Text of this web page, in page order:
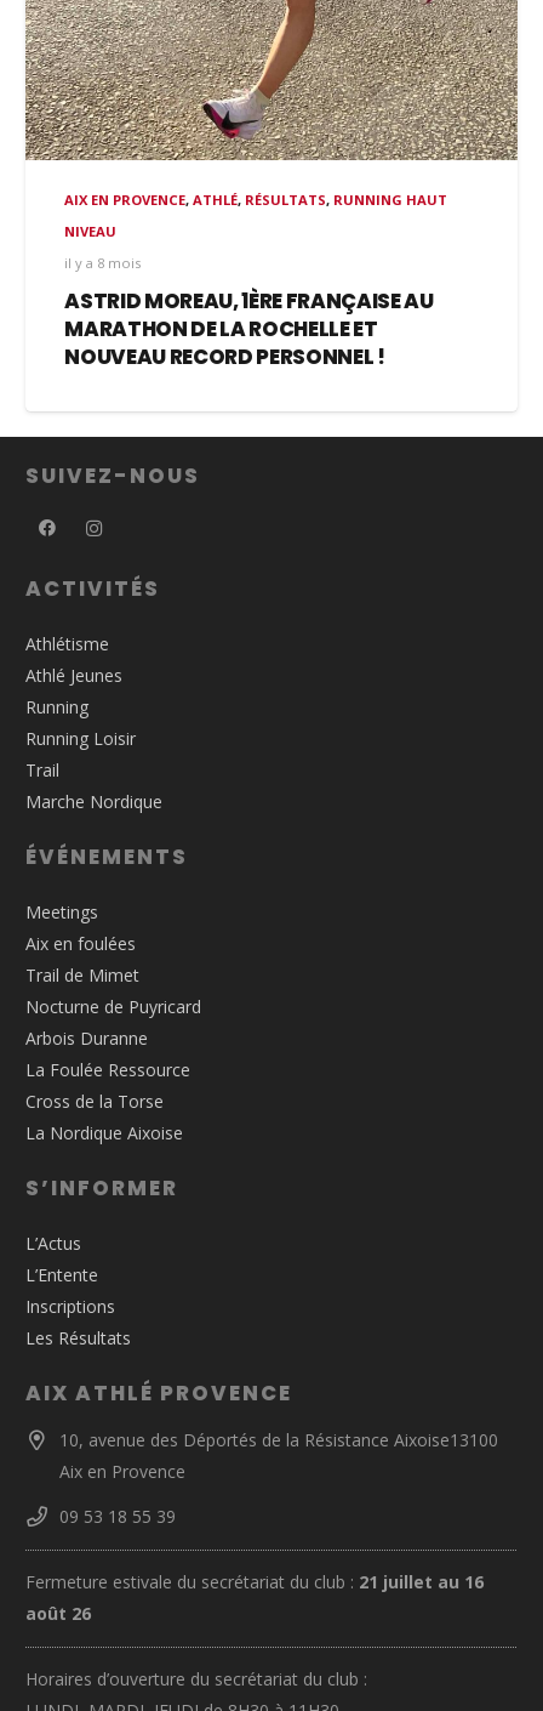
AIX EN PROVENCE,ATHLÉ, RÉSULTATS, RUNNING HAUT
NIVEAU
il y a 8 mois
ASTRID MOREAU, 1ÈRE FRANÇAISE AU
MARATHON DE LA ROCHELLE ET
NOUVEAU RECORD PERSONNEL !
SUIVEZ-NOUS
ACTIVITÉS
Athlétisme
Athlé Jeunes
Running
Running Loisir
Trail
Marche Nordique
ÉVÉNEMENTS
Meetings
Aix en foulées
Trail de Mimet
Nocturne de Puyricard
Arbois Duranne
La Foulée Ressource
Cross de la Torse
La Nordique Aixoise
S’INFORMER
L’Actus
L’Entente
Inscriptions
Les Résultats
AIX ATHLÉ PROVENCE
10, avenue des Déportés de la Résistance Aixoise13100
Aix en Provence
09 53 18 55 39
Fermeture estivale du secrétariat du club : 21 juillet au 16
août 26
Horaires d’ouverture du secrétariat du club :